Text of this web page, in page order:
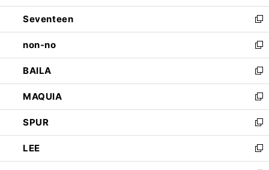
開
く
ウ
で
開
く
ン
ド
ウ
で
開
く
Seventeen
新
し
い
ウ
ィ
ン
ド
ウ
で
開
く
non-no
新
し
い
ウ
ィ
ン
ド
ウ
で
開
BAILA
新
し
い
ウ
ィ
ン
ド
ウ
MAQUIA
新
し
い
ウ
ィ
ン
SPUR
新
し
い
ウ
LEE
新
し